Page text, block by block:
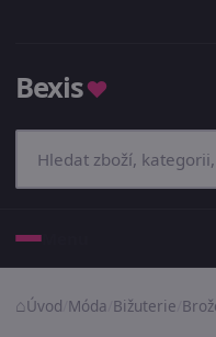
Bexis♥
Úvod Móda Bižuterie